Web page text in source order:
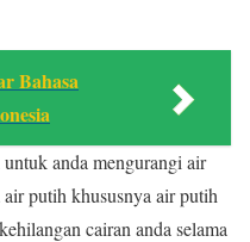
Bahasa
anda mengurangi air
putih khususnya air putih
cairan anda selama